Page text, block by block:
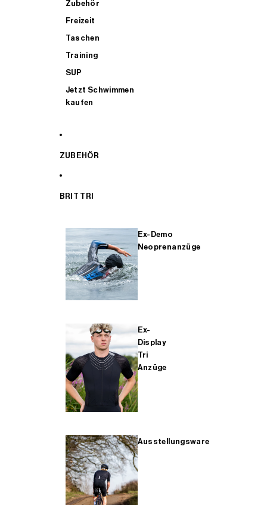
Zubehör
Freizeit
Taschen
Training
SUP
Jetzt Schwimmen
kaufen
ZUBEHÖR
BRIT TRI
Ex-Demo
Neoprenanzüge
Ex-
Display
Tri
Anzüge
Ausstellungsware